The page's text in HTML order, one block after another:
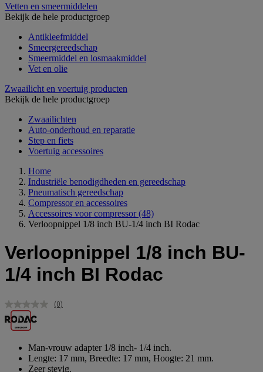
Vetten en smeermiddelen
Bekijk de hele productgroep
Antikleefmiddel
Smeergereedschap
Smeermiddel en losmaakmiddel
Vet en olie
Zwaailicht en voertuig producten
Bekijk de hele productgroep
Zwaailichten
Auto-onderhoud en reparatie
Step en fiets
Voertuig accessoires
Home
Industriële benodigdheden en gereedschap
Pneumatisch gereedschap
Compressor en accessoires
Accessoires voor compressor (48)
Verloopnippel 1/8 inch BU-1/4 inch BI Rodac
Verloopnippel 1/8 inch BU-
1/4 inch BI Rodac
Geen
(0)
Man-vrouw adapter 1/8 inch- 1/4 inch.
Lengte: 17 mm, Breedte: 17 mm, Hoogte: 21 mm.
Zeer stevig.